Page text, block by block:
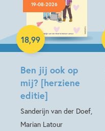
19-08-2026
Ben jij ook op
mij? [herziene
editie]
Sanderijn van der Doef,
Marian Latour
18,99
Hardcover